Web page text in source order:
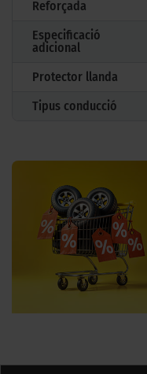
Reforçada
Especificació
adicional
Protector llanda
Tipus conducció